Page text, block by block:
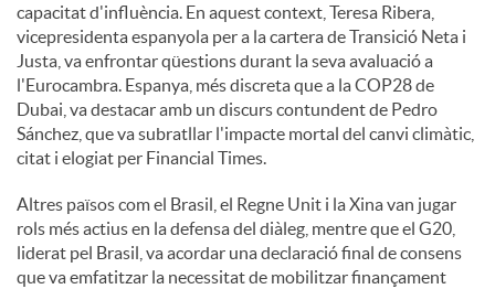
capacitat d'influència. En aquest context, Teresa Ribera,
vicepresidenta espanyola per a la cartera de Transició Neta i
Justa, va enfrontar qüestions durant la seva avaluació a
l'Eurocambra. Espanya, més discreta que a la COP28 de
Dubai, va destacar amb un discurs contundent de Pedro
Sánchez, que va subratllar l'impacte mortal del canvi climàtic,
citat i elogiat per Financial Times.
Altres països com el Brasil, el Regne Unit i la Xina van jugar
rols més actius en la defensa del diàleg, mentre que el G20,
liderat pel Brasil, va acordar una declaració final de consens
que va emfatitzar la necessitat de mobilitzar finançament